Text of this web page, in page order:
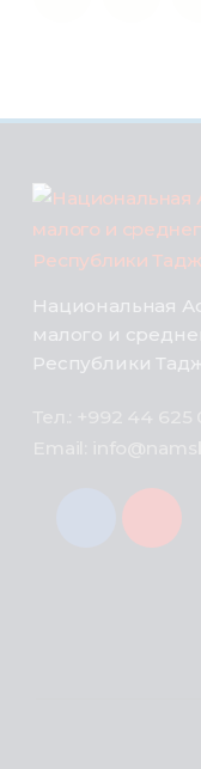
Национальная
малого и
Республики